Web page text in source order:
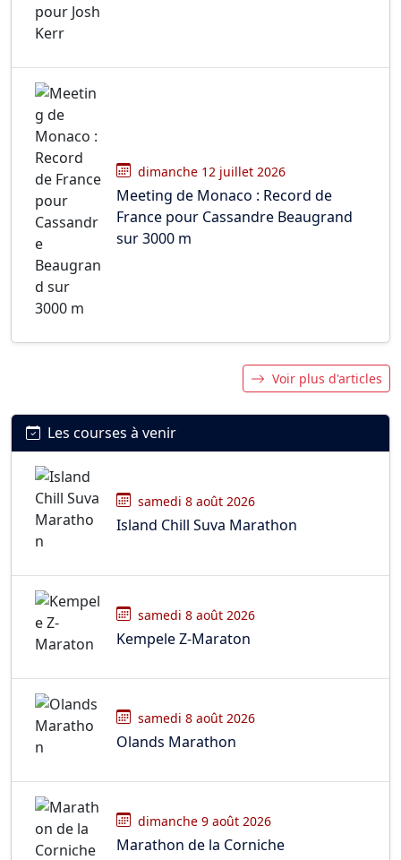
dimanche 12 juillet 2026
Meeting de Monaco : Record de
France pour Cassandre Beaugrand
sur 3000 m
Voir plus d'articles
Les courses à venir
samedi 8 août 2026
Island Chill Suva Marathon
samedi 8 août 2026
Kempele Z-Maraton
samedi 8 août 2026
Olands Marathon
dimanche 9 août 2026
Marathon de la Corniche